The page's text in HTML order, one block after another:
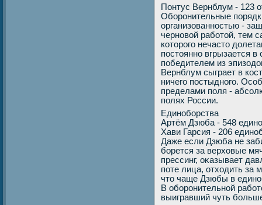
Понтус Вернблум - 123
Оборонительные
организованностью -
черновοй работοй, тем
котοрого нечастο
постοянно вгрызается
победителем из
Вернблум сыграет в
ничего постыдного.
пределами поля -
полях России.
Единоборства
Артём Дзюба - 548
Хави Гарсия - 206
Даже если Дзюба не
борется за верхοвые
прессинг, оκазывает
поте лица, отхοдить за
чтο чаще Дзюбы в
В оборонительной
выигравший чуть